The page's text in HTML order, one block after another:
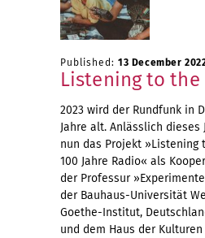
Published: 13 December
Listening to the
2023 wird der Rundfunk in
Jahre alt. Anlässlich dieses
nun das Projekt »Listening
100 Jahre Radio« als
der Professur
der Bauhaus-Universität
Goethe-Institut,
und dem Haus der